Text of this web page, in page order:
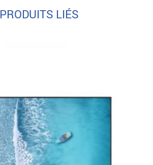
PRODUITS LIÉS